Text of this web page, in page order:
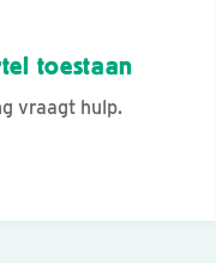
toestaan
vraagt hulp.